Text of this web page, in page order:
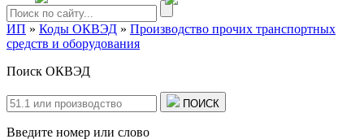
ИП » Коды ОКВЭД » Производство прочих транспортных
средств и оборудования
Поиск ОКВЭД
ПОИСК
Введите номер или слово